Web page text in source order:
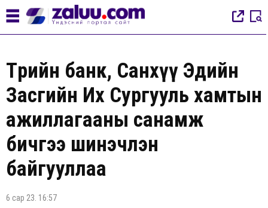
Төрийн банк, Санхүү Эдийн
Засгийн Их Сургууль хамтын
ажиллагааны санамж
бичгээ шинэчлэн
байгууллаа
6 сар 23. 16:57